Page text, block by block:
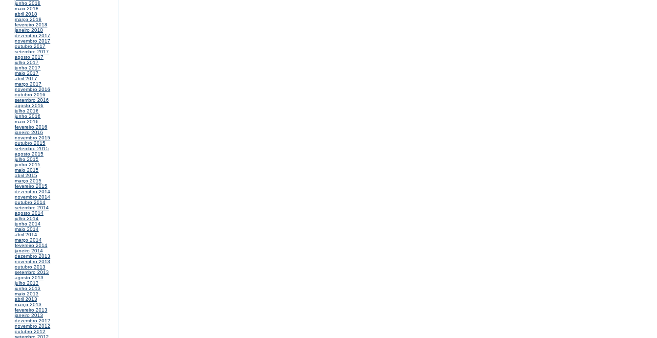
junho 2018
maio 2018
abril 2018
março 2018
fevereiro 2018
janeiro 2018
dezembro 2017
novembro 2017
outubro 2017
setembro 2017
agosto 2017
julho 2017
junho 2017
maio 2017
abril 2017
março 2017
novembro 2016
outubro 2016
setembro 2016
agosto 2016
julho 2016
junho 2016
maio 2016
fevereiro 2016
janeiro 2016
novembro 2015
outubro 2015
setembro 2015
agosto 2015
julho 2015
junho 2015
maio 2015
abril 2015
março 2015
fevereiro 2015
dezembro 2014
novembro 2014
outubro 2014
setembro 2014
agosto 2014
julho 2014
junho 2014
maio 2014
abril 2014
março 2014
fevereiro 2014
janeiro 2014
dezembro 2013
novembro 2013
outubro 2013
setembro 2013
agosto 2013
julho 2013
junho 2013
maio 2013
abril 2013
março 2013
fevereiro 2013
janeiro 2013
dezembro 2012
novembro 2012
outubro 2012